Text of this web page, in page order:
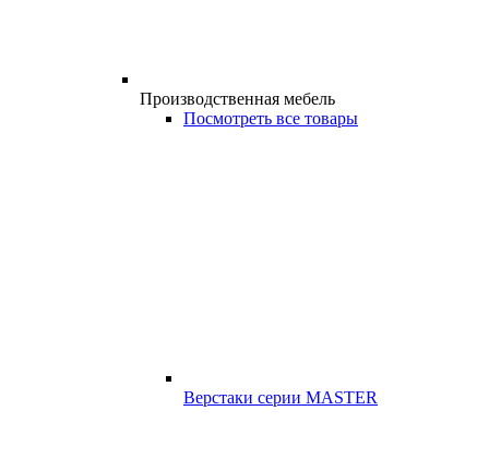
Производственная мебель
Посмотреть все товары
Верстаки серии MASTER